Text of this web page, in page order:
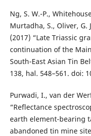
Ng, S. W.-P.,
Murtadha, S., Oliver, G.
(2017) “Late Triassic
continuation of the
South-East Asian Tin
138, hal. 548–561. doi:
Purwadi, I., van der
“Reflectance
earth element-bearing
abandoned tin mine